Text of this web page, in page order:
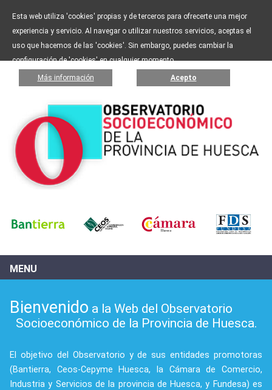
Esta web utiliza 'cookies' propias y de terceros para ofrecerte una mejor
experiencia y servicio. Al navegar o utilizar nuestros servicios, aceptas el
uso que hacemos de las 'cookies'. Sin embargo, puedes cambiar la
configuración de 'cookies' en cualquier momento.
Más información Acepto
MENU
Bienvenido a la Web del Observatorio
Socioeconómico de la Provincia de Huesca.
El objetivo del Observatorio y de sus entidades promotoras
(Bantierra, Ceos-Cepyme Huesca, la Cámara de Comercio,
Industria y Servicios de la provincia de Huesca, y Fundesa) es